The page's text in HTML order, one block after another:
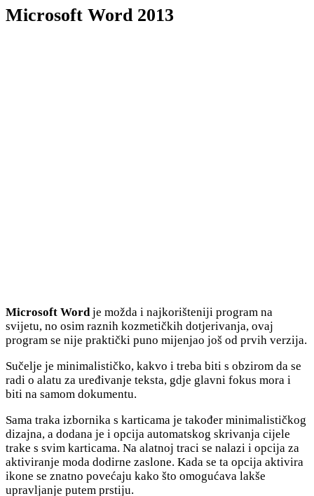
Microsoft Word 2013
Microsoft Wordje možda i najkorišteniji program na
svijetu, no osim raznih kozmetičkih dotjerivanja, ovaj
program se nije praktički puno mijenjao još od prvih verzija.
Sučelje je minimalističko, kakvo i treba biti s obzirom da se
radi o alatu za uređivanje teksta, gdje glavni fokus mora i
biti na samom dokumentu.
Sama traka izbornika s karticama je također minimalističkog
dizajna, a dodana je i opcija automatskog skrivanja cijele
trake s svim karticama. Na alatnoj traci se nalazi i opcija za
aktiviranje moda dodirne zaslone. Kada se ta opcija aktivira
ikone se znatno povećaju kako što omogućava lakše
upravljanje putem prstiju.